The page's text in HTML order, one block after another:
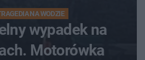
NA WODZIE
wypadek na
Motorówka